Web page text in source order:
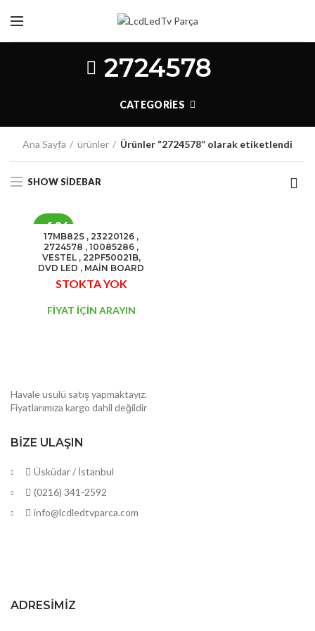
2724578
CATEGORIES
Ana Sayfa ürünler Ürünler “2724578” olarak etiketlendi
SHOW SIDEBAR
-6%
STOK
YOK
17MB82S , 23220126 ,
2724578 , 10085286 ,
VESTEL , 22PF50021B,
DVD LED , MAİN BOARD
FİYAT İÇİN ARAYIN
STOKTA YOK
Havale usulü satış yapmaktayız.
Fiyatlarımıza kargo dahil değildir
BIZE ULAŞIN
Üsküdar / İstanbul
(0216) 341-2592
info@lcdledtvparca.com
ADRESIMIZ